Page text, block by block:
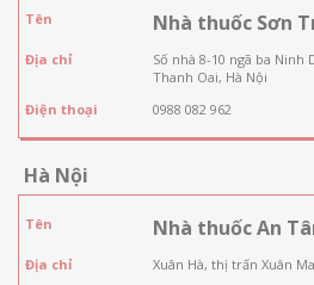
Tên Nhà thuốc Sơn
Địa chỉ
Số nhà 8-10 ngã ba Ninh
Thanh Oai, Hà Nội
Điện thoại
0988 082 962
Hà Nội
Tên Nhà thuốc An
Địa chỉ
Xuân Hà, thị trấn Xuân